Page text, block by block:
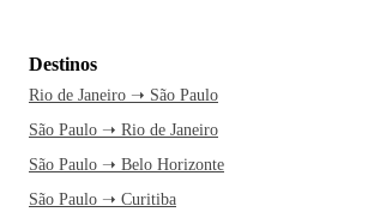
Destinos
Rio de Janeiro ➝ São Paulo
São Paulo ➝ Rio de Janeiro
São Paulo ➝ Belo Horizonte
São Paulo ➝ Curitiba